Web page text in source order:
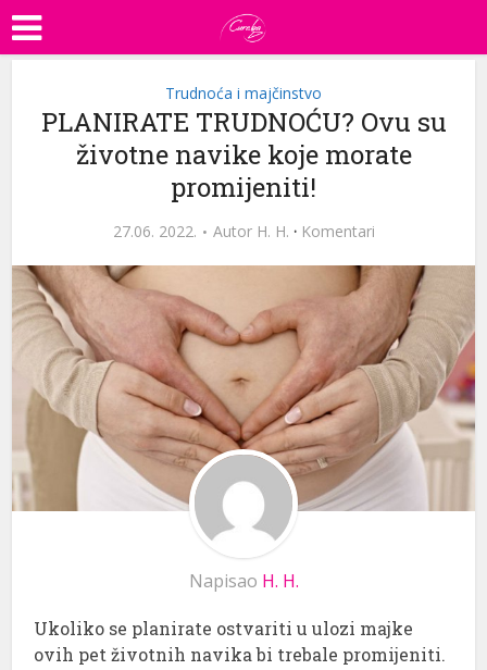
Trudnoća i majčinstvo
PLANIRATE TRUDNOĆU? Ovu su
životne navike koje morate
promijeniti!
27.06. 2022. Autor H. H. · Komentari
Napisao H. H.
Ukoliko se planirate ostvariti u ulozi majke
ovih pet životnih navika bi trebale promijeniti.